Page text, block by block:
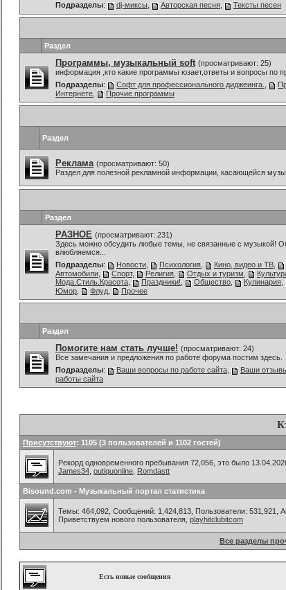
Подразделы: dj-миксы Авторская песня Тексты песен
Раздел
Программы, музыкальный soft (просматривают: 25)
информация ,кто какие программы юзает,ответы и вопросы по
Подразделы: Софт для профессионального диджеинга.
Интернете
Прочие программы
Раздел
Реклама (просматривают: 50)
Раздел для полезной рекламной информации, касающейся
Раздел
РАЗНОЕ (просматривают: 231)
Здесь можно обсудить любые темы, не связанные с музыкой!
влюбляемся...
Подразделы: Новости Психология Кино, видео и ТВ
Автомобили
Спорт, Религия Отдых и туризм
Мода.Стиль.Красота
Праздники! Общество Кулинария
Юмор
Флуд Прочее
Раздел
Помогите нам стать лучше! (просматривают: 24)
Все замечания и предложения по работе форума постим здесь.
Подразделы: Ваши вопросы по работе сайта
Ваши
работы сайта
Присутствуют: 1105 (3 пользователей и 1102 гостей)
Рекорд одновременного пребывания 72,056, это было
James34 outiquonline Romdastt
Bisound.com - Музыкальный портал статистика
Темы: 464,092, Сообщений: 1,424,813, Пользователи: 531,921,
Приветствуем нового пользователя, playhitclubitcom
Все разделы
Есть новые сообщения